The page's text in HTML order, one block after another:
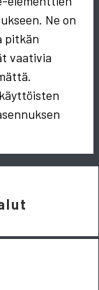
Ne on
pitkän
vaativia